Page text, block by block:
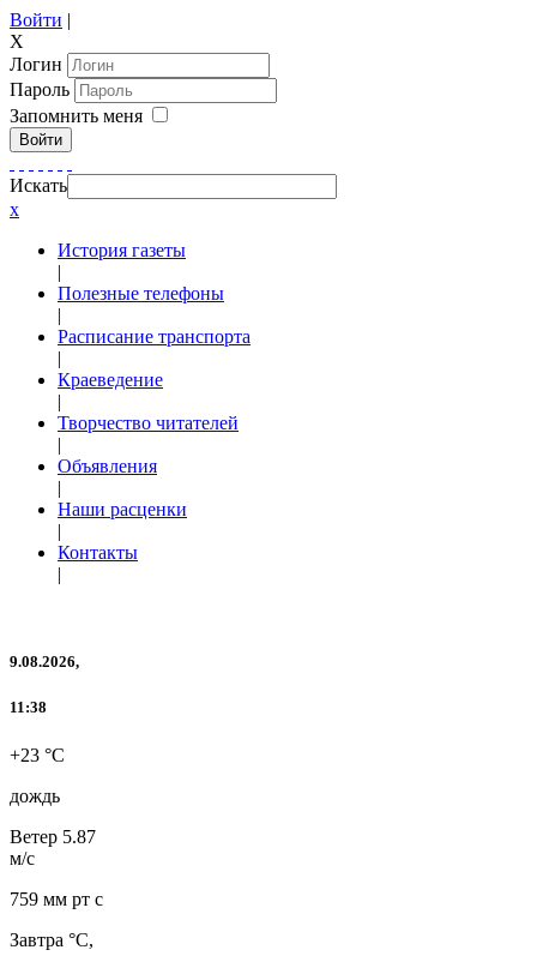
Войти |
X
Логин
Пароль
Запомнить меня
Войти
Искать
x
История газеты
|
Полезные телефоны
|
Расписание транспорта
|
Краеведение
|
Творчество читателей
|
Объявления
|
Наши расценки
|
Контакты
|
9.08.2026,
11:38
+23 °C
дождь
Ветер 5.87
м/с
759 мм рт с
Завтра °C,